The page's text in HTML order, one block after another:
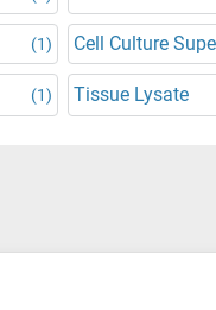
(1) Cell Culture
(1) Tissue Lysate